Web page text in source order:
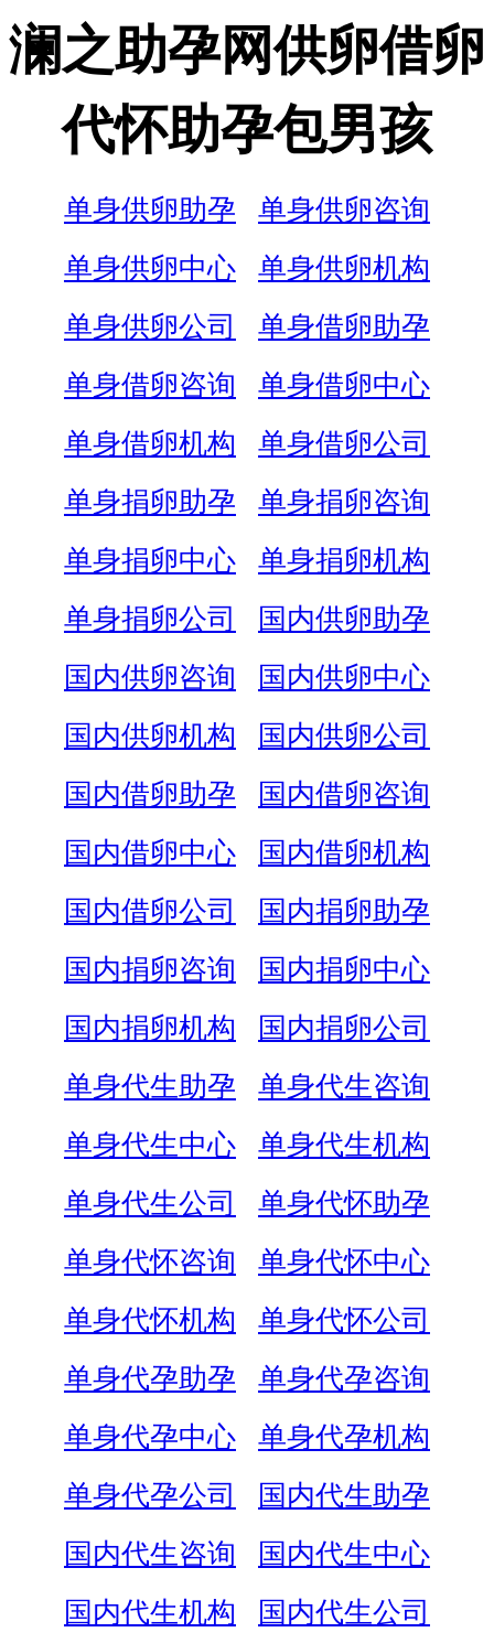
澜之助孕网供卵借卵
代怀助孕包男孩
单身供卵助孕
单身供卵咨询
单身供卵中心
单身供卵机构
单身供卵公司
单身借卵助孕
单身借卵咨询
单身借卵中心
单身借卵机构
单身借卵公司
单身捐卵助孕
单身捐卵咨询
单身捐卵中心
单身捐卵机构
单身捐卵公司
国内供卵助孕
国内供卵咨询
国内供卵中心
国内供卵机构
国内供卵公司
国内借卵助孕
国内借卵咨询
国内借卵中心
国内借卵机构
国内借卵公司
国内捐卵助孕
国内捐卵咨询
国内捐卵中心
国内捐卵机构
国内捐卵公司
单身代生助孕
单身代生咨询
单身代生中心
单身代生机构
单身代生公司
单身代怀助孕
单身代怀咨询
单身代怀中心
单身代怀机构
单身代怀公司
单身代孕助孕
单身代孕咨询
单身代孕中心
单身代孕机构
单身代孕公司
国内代生助孕
国内代生咨询
国内代生中心
国内代生机构
国内代生公司